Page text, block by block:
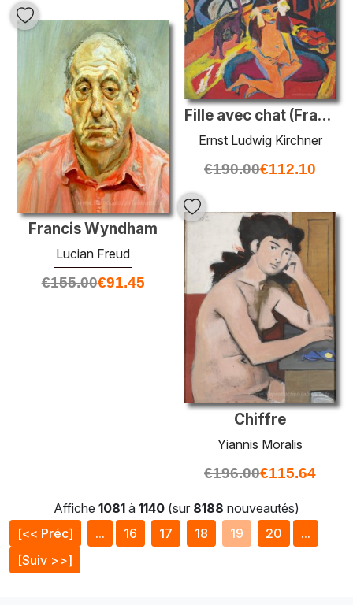
Fille avec chat (Franzi)
Ernst Ludwig Kirchner
€190.00€112.10
Francis Wyndham
Lucian Freud
€155.00€91.45
Chiffre
Yiannis Moralis
€196.00€115.64
Affiche 1081 à 1140 (sur 8188 nouveautés)
[<< Préc]
... 16 17 18 19 20
...
[Suiv >>]